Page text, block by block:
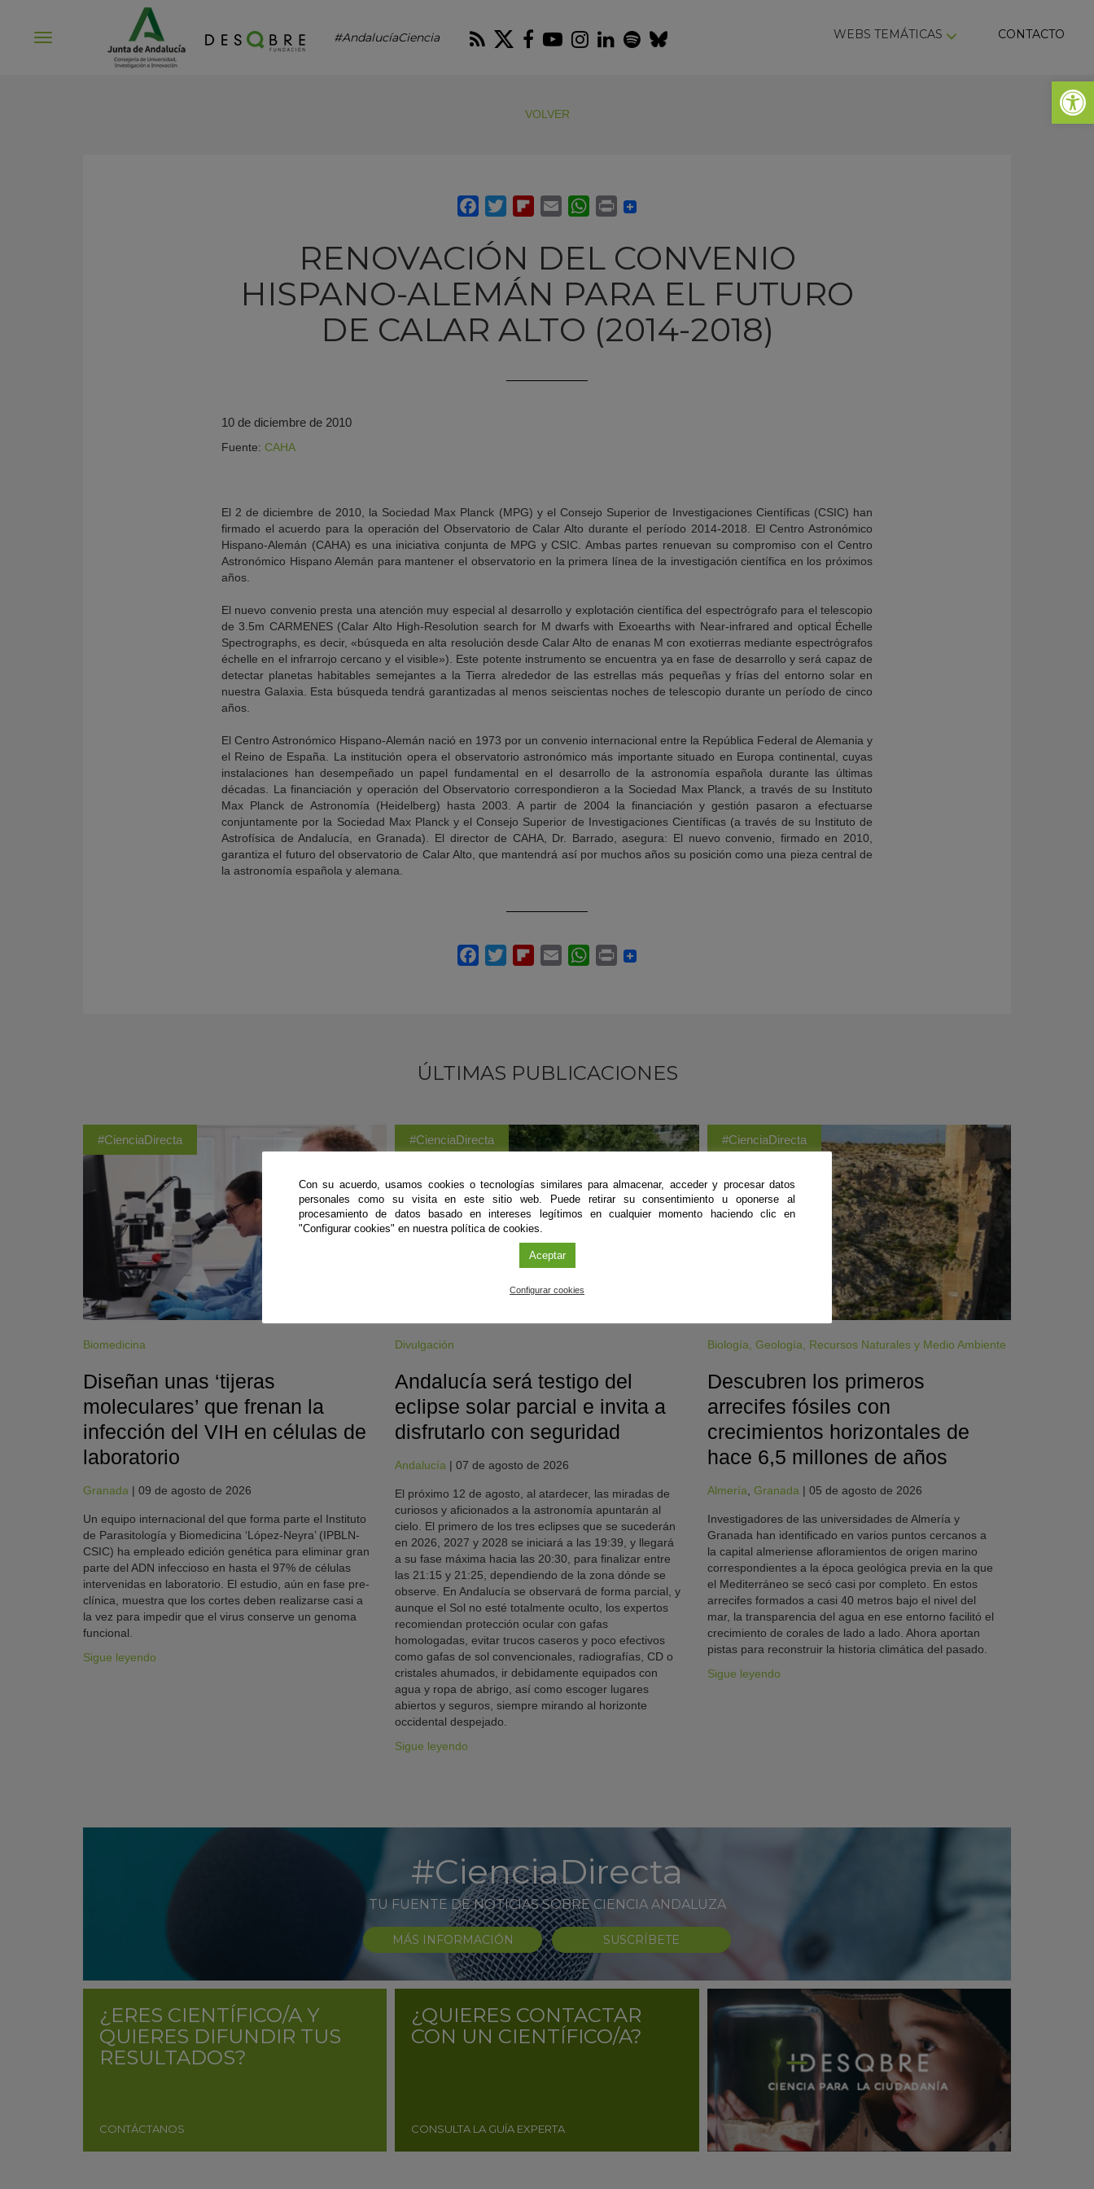
Abrir
#AndalucíaCiencia RSS Twitter
Facebook
Youtube
Instagram
LinkedIn
Spotify
Bluesky WEBS TEMÁTICAS CONTACTO
VOLVER
RENOVACIÓN DEL CONVENIO
HISPANO-ALEMÁN PARA EL FUTURO
DE CALAR ALTO (2014-2018)
10 de diciembre de 2010
Fuente: CAHA
El 2 de diciembre de 2010, la Sociedad Max Planck (MPG) y el Consejo Superior de Investigaciones Científicas (CSIC) han
firmado el acuerdo para la operación del Observatorio de Calar Alto durante el período 2014-2018. El Centro Astronómico
Hispano-Alemán (CAHA) es una iniciativa conjunta de MPG y CSIC. Ambas partes renuevan su compromiso con el Centro
Astronómico Hispano Alemán para mantener el observatorio en la primera línea de la investigación científica en los próximos
años.
El nuevo convenio presta una atención muy especial al desarrollo y explotación científica del espectrógrafo para el telescopio
de 3.5m CARMENES (Calar Alto High-Resolution search for M dwarfs with Exoearths with Near-infrared and optical Échelle
Spectrographs, es decir, «búsqueda en alta resolución desde Calar Alto de enanas M con exotierras mediante espectrógrafos
échelle en el infrarrojo cercano y el visible»). Este potente instrumento se encuentra ya en fase de desarrollo y será capaz de
detectar planetas habitables semejantes a la Tierra alrededor de las estrellas más pequeñas y frías del entorno solar en
nuestra Galaxia. Esta búsqueda tendrá garantizadas al menos seiscientas noches de telescopio durante un período de cinco
años.
El Centro Astronómico Hispano-Alemán nació en 1973 por un convenio internacional entre la República Federal de Alemania y
el Reino de España. La institución opera el observatorio astronómico más importante situado en Europa continental, cuyas
instalaciones han desempeñado un papel fundamental en el desarrollo de la astronomía española durante las últimas
décadas. La financiación y operación del Observatorio correspondieron a la Sociedad Max Planck, a través de su Instituto
Max Planck de Astronomía (Heidelberg) hasta 2003. A partir de 2004 la financiación y gestión pasaron a efectuarse
conjuntamente por la Sociedad Max Planck y el Consejo Superior de Investigaciones Científicas (a través de su Instituto de
Astrofísica de Andalucía, en Granada). El director de CAHA, Dr. Barrado, asegura: El nuevo convenio, firmado en 2010,
garantiza el futuro del observatorio de Calar Alto, que mantendrá así por muchos años su posición como una pieza central de
la astronomía española y alemana.
ÚLTIMAS PUBLICACIONES
#CienciaDirecta
Biomedicina
Diseñan unas ‘tijeras
moleculares’ que frenan la
infección del VIH en células de
laboratorio
Granada | 09 de agosto de 2026
Un equipo internacional del que forma parte el Instituto
de Parasitología y Biomedicina ‘López-Neyra’ (IPBLN-
CSIC) ha empleado edición genética para eliminar gran
parte del ADN infeccioso en hasta el 97% de células
intervenidas en laboratorio. El estudio, aún en fase pre-
clínica, muestra que los cortes deben realizarse casi a
la vez para impedir que el virus conserve un genoma
funcional.
Sigue leyendo
#CienciaDirecta
Divulgación
Andalucía será testigo del
eclipse solar parcial e invita a
disfrutarlo con seguridad
Andalucía |07 de agosto de 2026
El próximo 12 de agosto, al atardecer, las miradas de
curiosos y aficionados a la astronomía apuntarán al
cielo. El primero de los tres eclipses que se sucederán
en 2026, 2027 y 2028 se iniciará a las 19:39, y llegará
a su fase máxima hacia las 20:30, para finalizar entre
las 21:15 y 21:25, dependiendo de la zona dónde se
observe. En Andalucía se observará de forma parcial, y
aunque el Sol no esté totalmente oculto, los expertos
recomiendan protección ocular con gafas
homologadas, evitar trucos caseros y poco efectivos
como gafas de sol convencionales, radiografías, CD o
cristales ahumados, ir debidamente equipados con
agua y ropa de abrigo, así como escoger lugares
abiertos y seguros, siempre mirando al horizonte
occidental despejado.
Sigue leyendo
#CienciaDirecta
Biología Geología Recursos Naturales y Medio Ambiente
Descubren los primeros
arrecifes fósiles con
crecimientos horizontales de
hace 6,5 millones de años
Almería Granada | 05 de agosto de 2026
Investigadores de las universidades de Almería y
Granada han identificado en varios puntos cercanos a
la capital almeriense afloramientos de origen marino
correspondientes a la época geológica previa en la que
el Mediterráneo se secó casi por completo. En estos
arrecifes formados a casi 40 metros bajo el nivel del
mar, la transparencia del agua en ese entorno facilitó el
crecimiento de corales de lado a lado. Ahora aportan
pistas para reconstruir la historia climática del pasado.
Sigue leyendo
#CienciaDirecta
TU FUENTE DE NOTICIAS SOBRE CIENCIA ANDALUZA
MÁS INFORMACIÓN SUSCRÍBETE
¿ERES CIENTÍFICO/A Y
QUIERES DIFUNDIR TUS
RESULTADOS?
CONTÁCTANOS
¿QUIERES CONTACTAR
CON UN CIENTÍFICO/A?
CONSULTA LA GUÍA EXPERTA
Con su acuerdo, usamos cookies o tecnologías similares para almacenar, acceder y procesar datos
personales como su visita en este sitio web. Puede retirar su consentimiento u oponerse al
procesamiento de datos basado en intereses legítimos en cualquier momento haciendo clic en
"Configurar cookies" en nuestra política de cookies.
Aceptar
Configurar cookies